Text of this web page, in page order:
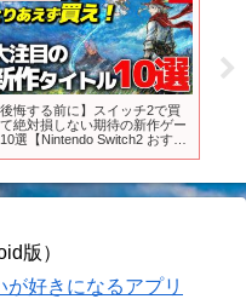
後悔する前に】スイッチ2で買
絶対損しない期待の新作ゲー
選【Nintendo Switch2 おすす
版）
好きになるアプリ